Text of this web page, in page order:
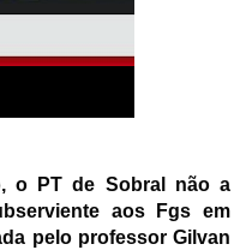
o PT de Sobral não a
aos Fgs em
pelo professor Gilvan